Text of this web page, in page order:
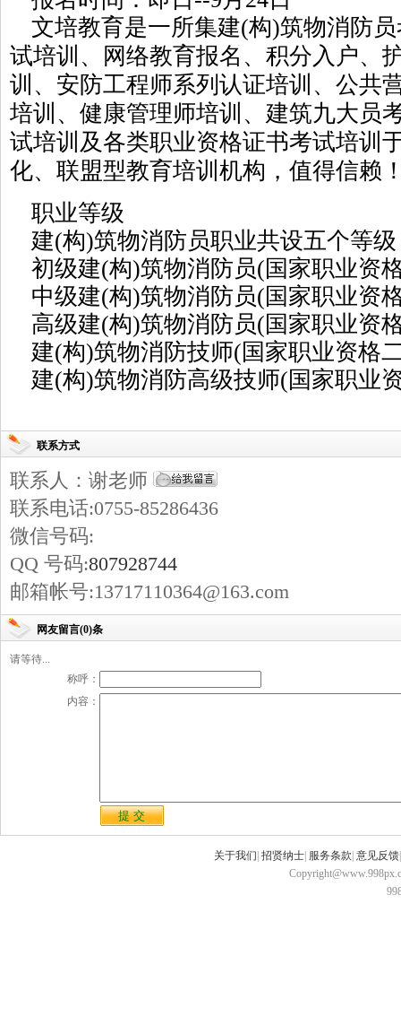
文培教育是一所集建(构)筑物消防
试培训、网络教育报名、积分入户、
训、安防工程师系列认证培训、公共
培训、健康管理师培训、建筑九大员
试培训及各类职业资格证书考试培训
化、联盟型教育培训机构，值得信赖
职业等级
建(构)筑物消防员职业共设五个等
初级建(构)筑物消防员(国家职业资
中级建(构)筑物消防员(国家职业资
高级建(构)筑物消防员(国家职业资
建(构)筑物消防技师(国家职业资格
建(构)筑物消防高级技师(国家职业
联系方式
联系人：谢老师
联系电话:0755-85286436
微信号码:
QQ 号码:807928744
邮箱帐号:13717110364@163.com
网友留言(0)条
请等待...
称呼：
内容：
关于我们 招贤纳士 服务条款 意见反馈